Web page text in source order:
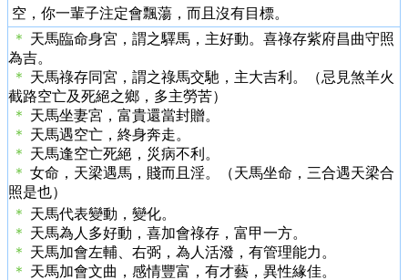
空，你一輩子注定會飄蕩，而且沒有目標。
＊ 天馬臨命身宮，謂之驛馬，主好動。喜祿存紫府昌曲守照
為吉。
＊ 天馬祿存同宮，謂之祿馬交馳，主大吉利。（忌見煞羊火
截路空亡及死絕之鄉，多主勞苦）
＊ 天馬坐妻宮，富貴還當封贈。
＊ 天馬遇空亡，終身奔走。
＊ 天馬逢空亡死絕，災病不利。
＊ 女命，天梁遇馬，賤而且淫。（天馬坐命，三合遇天梁合
照是也）
＊ 天馬代表變動，變化。
＊ 天馬為人多好動，喜加會祿存，富甲一方。
＊ 天馬加會左輔、右弼，為人活潑，有管理能力。
＊ 天馬加會文曲，感情豐富，有才藝，異性緣佳。